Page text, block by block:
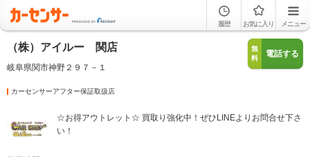
履歴 お気に入り メニュー
（株）アイルー 関店
岐阜県関市神野２９７－１
無
料
電話する
カーセンサーアフター保証取扱店
☆お得アウトレット☆ 買取り強化中！ぜひLINEよりお問合せ下さ
い！